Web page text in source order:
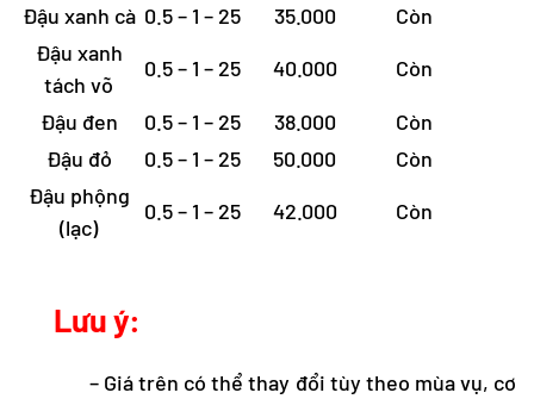
Đậu xanh cà 0.5 – 1 – 25 35.000
Còn
Đậu xanh
tách võ
0.5 – 1 – 25 40.000 Còn
Đậu đen 0.5 – 1 – 25 38.000
Còn
Đậu đỏ
0.5 – 1 – 25 50.000
Còn
Đậu phộng
(lạc)
0.5 – 1 – 25 42.000 Còn
Lưu ý:
– Giá trên có thể thay đổi tùy theo mùa vụ, cơ